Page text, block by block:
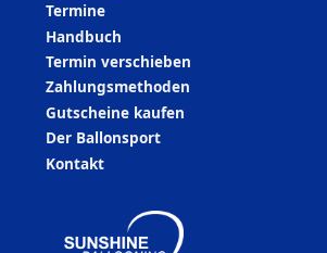
Termine
Handbuch
Termin verschieben
Zahlungsmethoden
Gutscheine kaufen
Der Ballonsport
Kontakt